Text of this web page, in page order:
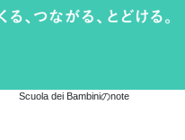
Scuola dei Bambiniのnote